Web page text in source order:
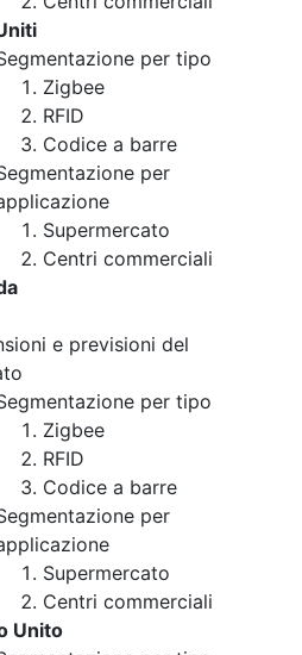
per tipo
Zigbee
RFID
Codice a barre
per
Supermercato
Centri commerciali
e previsioni del
per tipo
Zigbee
RFID
Codice a barre
per
Supermercato
Centri commerciali
Unito